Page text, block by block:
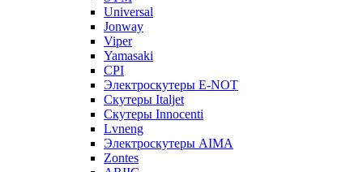
Universal
Jonway
Viper
Yamasaki
CPI
Электроскутеры E-NOT
Скутеры Italjet
Скутеры Innocenti
Lvneng
Электроскутеры AIMA
Zontes